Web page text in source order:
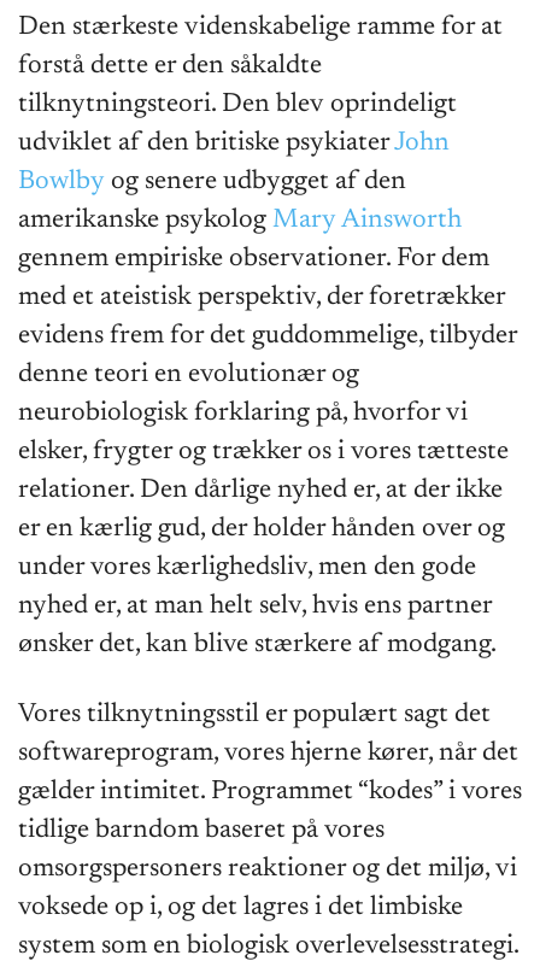
Den stærkeste videnskabelige ramme for at
forstå dette er den såkaldte
tilknytningsteori. Den blev oprindeligt
udviklet af den britiske psykiaterJohn
Bowlby og senere udbygget af den
amerikanske psykolog Mary Ainsworth
gennem empiriske observationer. For dem
med et ateistisk perspektiv, der foretrækker
evidens frem for det guddommelige, tilbyder
denne teori en evolutionær og
neurobiologisk forklaring på, hvorfor vi
elsker, frygter og trækker os i vores tætteste
relationer. Den dårlige nyhed er, at der ikke
er en kærlig gud, der holder hånden over og
under vores kærlighedsliv, men den gode
nyhed er, at man helt selv, hvis ens partner
ønsker det, kan blive stærkere af modgang.
Vores tilknytningsstil er populært sagt det
softwareprogram, vores hjerne kører, når det
gælder intimitet. Programmet “kodes” i vores
tidlige barndom baseret på vores
omsorgspersoners reaktioner og det miljø, vi
voksede op i, og det lagres i det limbiske
system som en biologisk overlevelsesstrategi.